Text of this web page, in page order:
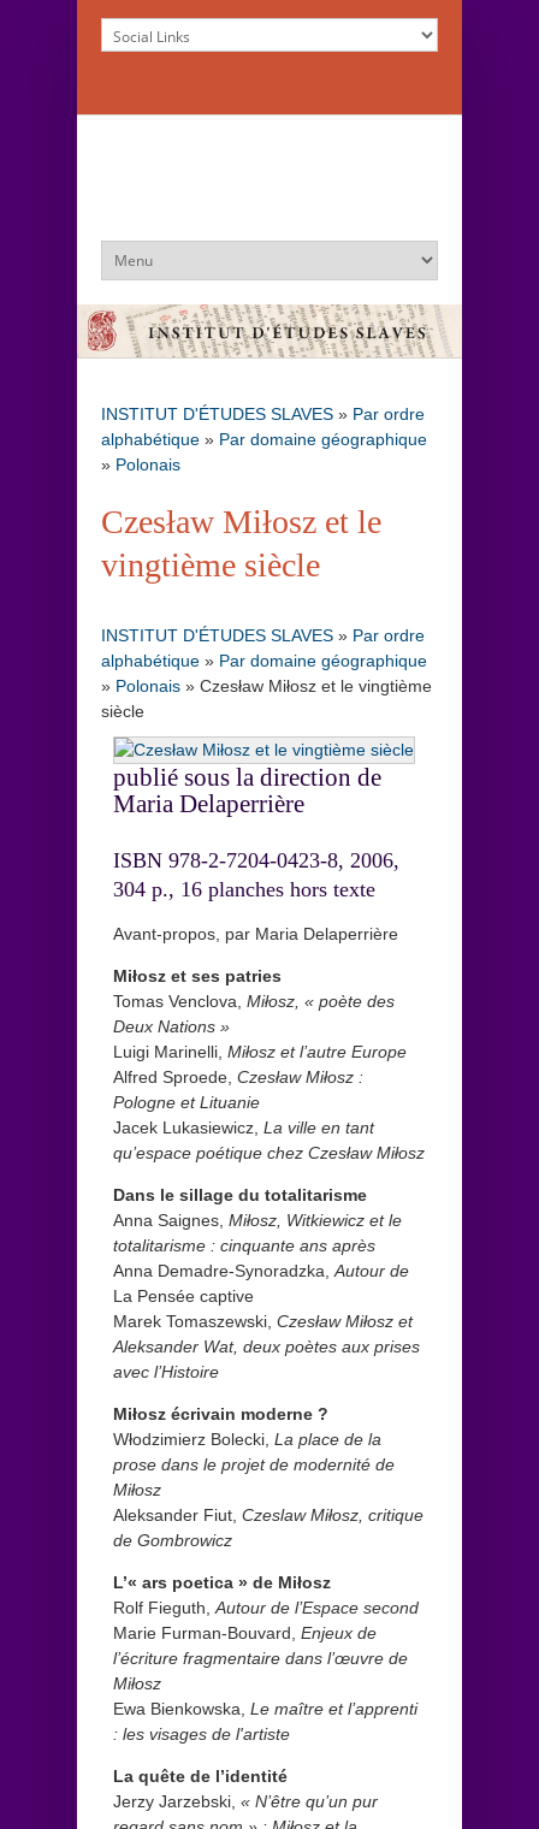
INSTITUT D'ÉTUDES SLAVES » Par ordre
alphabétique » Par domaine géographique
» Polonais
Czesław Miłosz et le
vingtième siècle
INSTITUT D'ÉTUDES SLAVES » Par ordre
alphabétique » Par domaine géographique
» Polonais » Czesław Miłosz et le vingtième
siècle
publié sous la direction de
Maria Delaperrière
ISBN 978-2-7204-0423-8, 2006,
304 p., 16 planches hors texte
Avant-propos, par Maria Delaperrière
Miłosz et ses patries
Tomas Venclova, Miłosz, « poète des
Deux Nations »
Luigi Marinelli, Miłosz et l’autre Europe
Alfred Sproede, Czesław Miłosz :
Pologne et Lituanie
Jacek Lukasiewicz, La ville en tant
qu’espace poétique chez Czesław Miłosz
Dans le sillage du totalitarisme
Anna Saignes, Miłosz, Witkiewicz et le
totalitarisme : cinquante ans après
Anna Demadre-Synoradzka, Autour de
La Pensée captive
Marek Tomaszewski, Czesław Miłosz et
Aleksander Wat, deux poètes aux prises
avec l’Histoire
Miłosz écrivain moderne ?
Włodzimierz Bolecki, La place de la
prose dans le projet de modernité de
Miłosz
Aleksander Fiut, Czeslaw Miłosz, critique
de Gombrowicz
L’« ars poetica » de Miłosz
Rolf Fieguth, Autour de l’Espace second
Marie Furman-Bouvard, Enjeux de
l’écriture fragmentaire dans l’œuvre de
Miłosz
Ewa Bienkowska, Le maître et l’apprenti
: les visages de l'artiste
La quête de l’identité
Jerzy Jarzebski, « N’être qu’un pur